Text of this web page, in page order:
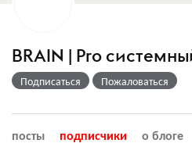
BRAIN | Pro
Подписаться Пожаловаться
посты подписчики о блоге